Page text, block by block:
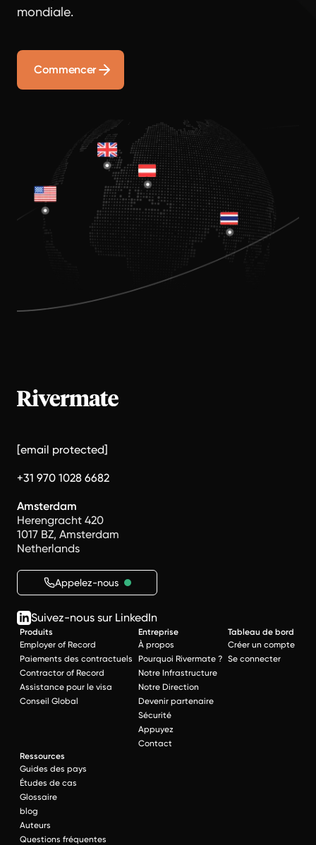
mondiale.
Commencer
[email protected]
+31 970 1028 6682
Amsterdam
Herengracht 420
1017 BZ, Amsterdam
Netherlands
Appelez-nous
Suivez-nous sur LinkedIn
Produits
Employer of Record
Paiements des contractuels
Contractor of Record
Assistance pour le visa
Conseil Global
Entreprise
À propos
Pourquoi Rivermate ?
Notre Infrastructure
Notre Direction
Devenir partenaire
Sécurité
Appuyez
Contact
Tableau de bord
Créer un compte
Se connecter
Ressources
Guides des pays
Études de cas
Glossaire
blog
Auteurs
Questions fréquentes